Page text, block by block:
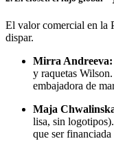
El valor comercial en la
dispar.
Mirra Andreeva:
y raquetas
embajadora de
Maja
lisa, sin
que ser